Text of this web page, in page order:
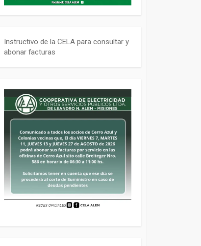
Instructivo de la CELA para consultar y
abonar facturas